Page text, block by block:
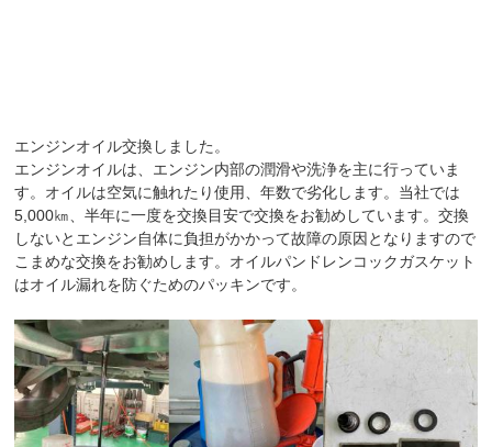
エンジンオイル交換しました。
エンジンオイルは、エンジン内部の潤滑や洗浄を主に行っていま
す。オイルは空気に触れたり使用、年数で劣化します。当社では
5,000㎞、半年に一度を交換目安で交換をお勧めしています。交換
しないとエンジン自体に負担がかかって故障の原因となりますので
こまめな交換をお勧めします。オイルパンドレンコックガスケット
はオイル漏れを防ぐためのパッキンです。